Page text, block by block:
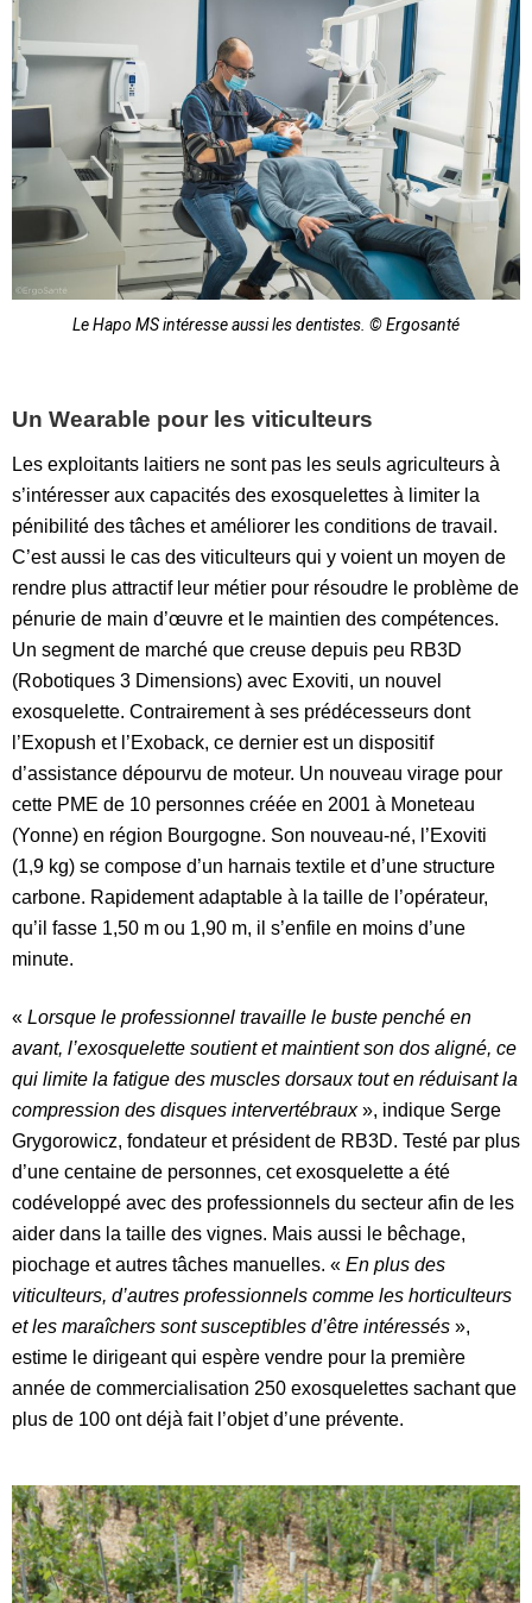
Le Hapo MS intéresse aussi les dentistes. © Ergosanté
Un Wearable pour les viticulteurs
Les exploitants laitiers ne sont pas les seuls agriculteurs à
s’intéresser aux capacités des exosquelettes à limiter la
pénibilité des tâches et améliorer les conditions de travail.
C’est aussi le cas des viticulteurs qui y voient un moyen de
rendre plus attractif leur métier pour résoudre le problème de
pénurie de main d’œuvre et le maintien des compétences.
Un segment de marché que creuse depuis peu RB3D
(Robotiques 3 Dimensions) avec Exoviti, un nouvel
exosquelette. Contrairement à ses prédécesseurs dont
l’Exopush et l’Exoback, ce dernier est un dispositif
d’assistance dépourvu de moteur. Un nouveau virage pour
cette PME de 10 personnes créée en 2001 à Moneteau
(Yonne) en région Bourgogne. Son nouveau-né, l’Exoviti
(1,9 kg) se compose d’un harnais textile et d’une structure
carbone. Rapidement adaptable à la taille de l’opérateur,
qu’il fasse 1,50 m ou 1,90 m, il s’enfile en moins d’une
minute.
« Lorsque le professionnel travaille le buste penché en
avant, l’exosquelette soutient et maintient son dos aligné, ce
qui limite la fatigue des muscles dorsaux tout en réduisant la
compression des disques intervertébraux», indique Serge
Grygorowicz, fondateur et président de RB3D. Testé par plus
d’une centaine de personnes, cet exosquelette a été
codéveloppé avec des professionnels du secteur afin de les
aider dans la taille des vignes. Mais aussi le bêchage,
piochage et autres tâches manuelles. « En plus des
viticulteurs, d’autres professionnels comme les horticulteurs
et les maraîchers sont susceptibles d’être intéressés »,
estime le dirigeant qui espère vendre pour la première
année de commercialisation 250 exosquelettes sachant que
plus de 100 ont déjà fait l’objet d’une prévente.